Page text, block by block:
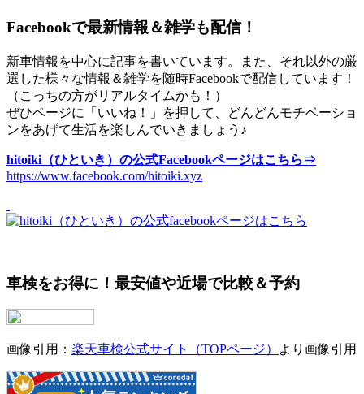
Facebookで最新情報＆雑学も配信！
新車情報を中心に記事を書いています。また、それ以外の厳
選した様々な情報＆雑学を随時Facebookで配信しています！
（こっちの方がリアルタイムかも！）
ぜひページに「いいね！」を押して、どんどんモチベーショ
ンをあげて生活を楽しんでいきましょう♪
hitoiki（ひといき）の公式Facebookページはこちら⇒
https://www.facebook.com/hitoiki.xyz
車検をお得に！最安値や近場で比較＆予約
画像引用： 楽天車検公式サイト（TOPページ） より画像引用